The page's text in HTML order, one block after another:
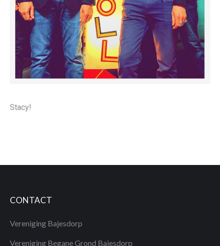
Stacy!
CONTACT
Vereniging Bajesdorp
Vereniging Begane Grond Bajesdorp